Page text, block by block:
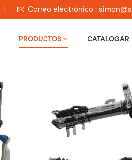
Correo electrónico :
PRODUCTOS CATALOGAR